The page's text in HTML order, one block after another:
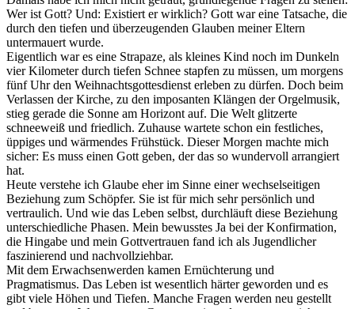
Wer ist Gott? Und: Existiert er wirklich? Gott war eine Tatsache, die
durch den tiefen und überzeugenden Glauben meiner Eltern
untermauert wurde.
Eigentlich war es eine Strapaze, als kleines Kind noch im Dunkeln
vier Kilometer durch tiefen Schnee stapfen zu müssen, um morgens
fünf Uhr den Weihnachtsgottesdienst erleben zu dürfen. Doch beim
Verlassen der Kirche, zu den imposanten Klängen der Orgelmusik,
stieg gerade die Sonne am Horizont auf. Die Welt glitzerte
schneeweiß und friedlich. Zuhause wartete schon ein festliches,
üppiges und wärmendes Frühstück. Dieser Morgen machte mich
sicher: Es muss einen Gott geben, der das so wundervoll arrangiert
hat.
Heute verstehe ich Glaube eher im Sinne einer wechselseitigen
Beziehung zum Schöpfer. Sie ist für mich sehr persönlich und
vertraulich. Und wie das Leben selbst, durchläuft diese Beziehung
unterschiedliche Phasen. Mein bewusstes Ja bei der Konfirmation,
die Hingabe und mein Gottvertrauen fand ich als Jugendlicher
faszinierend und nachvollziehbar.
Mit dem Erwachsenwerden kamen Ernüchterung und
Pragmatismus. Das Leben ist wesentlich härter geworden und es
gibt viele Höhen und Tiefen. Manche Fragen werden neu gestellt